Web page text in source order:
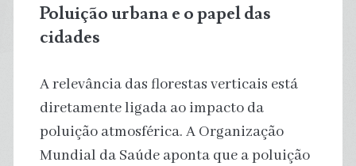
Poluição urbana e o papel das
cidades
A relevância das florestas verticais está
diretamente ligada ao impacto da
poluição atmosférica. A Organização
Mundial da Saúde aponta que a poluição